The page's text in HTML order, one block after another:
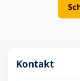
Kontakt